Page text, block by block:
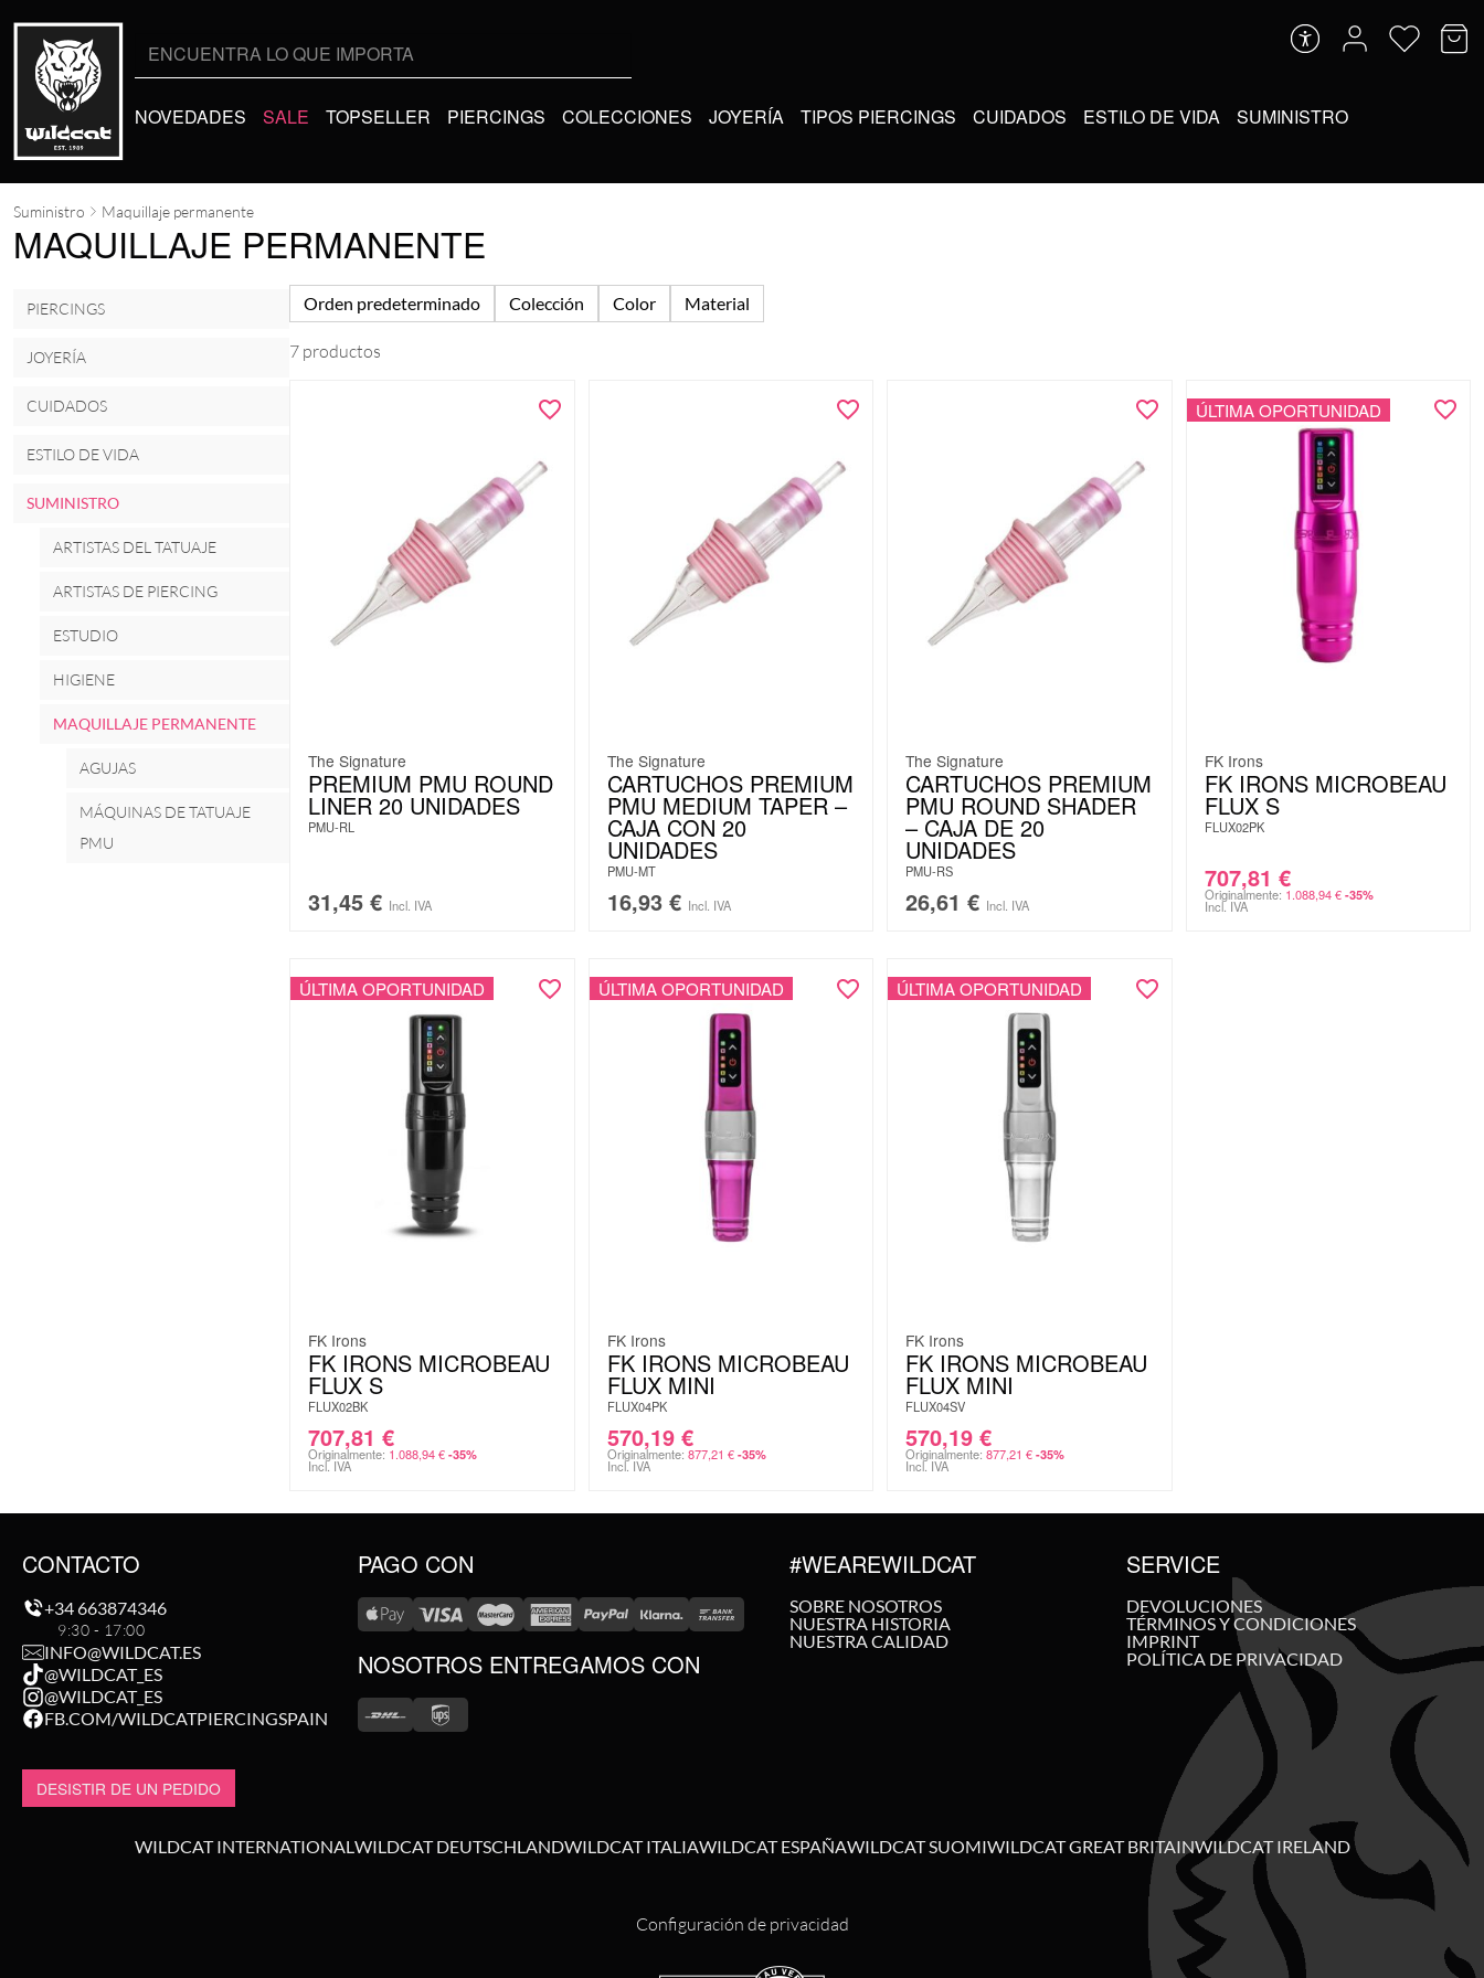
NOVEDADES SALE TOPSELLER PIERCINGS COLECCIONES JOYERÍA TIPOS PIERCINGS CUIDADOS ESTILO DE VIDA SUMINISTRO
Suministro Maquillaje permanente
MAQUILLAJE PERMANENTE
PIERCINGS
JOYERÍA
CUIDADOS
ESTILO DE VIDA
SUMINISTRO
ARTISTAS DEL TATUAJE
ARTISTAS DE PIERCING
ESTUDIO
HIGIENE
MAQUILLAJE PERMANENTE
AGUJAS
MÁQUINAS DE TATUAJE
PMU
Orden predeterminado Colección Color Material
7 productos
The Signature
PREMIUM PMU ROUND
LINER 20 UNIDADES
PMU-RL
31,45 € Incl. IVA
The Signature
CARTUCHOS PREMIUM
PMU MEDIUM TAPER –
CAJA CON 20
UNIDADES
PMU-MT
16,93 € Incl. IVA
The Signature
CARTUCHOS PREMIUM
PMU ROUND SHADER
– CAJA DE 20
UNIDADES
PMU-RS
26,61 € Incl. IVA
ÚLTIMA OPORTUNIDAD
FK Irons
FK IRONS MICROBEAU
FLUX S
FLUX02PK
707,81 €
Originalmente: 1.088,94€ -35%
Incl. IVA
ÚLTIMA OPORTUNIDAD
FK Irons
FK IRONS MICROBEAU
FLUX S
FLUX02BK
707,81 €
Originalmente: 1.088,94€ -35%
Incl. IVA
ÚLTIMA OPORTUNIDAD
FK Irons
FK IRONS MICROBEAU
FLUX MINI
FLUX04PK
570,19 €
Originalmente: 877,21 € -35%
Incl. IVA
ÚLTIMA OPORTUNIDAD
FK Irons
FK IRONS MICROBEAU
FLUX MINI
FLUX04SV
570,19 €
Originalmente: 877,21 € -35%
Incl. IVA
CONTACTO
+34 663874346
9:30 - 17:00
INFO@WILDCAT.ES
@WILDCAT_ES
@WILDCAT_ES
FB.COM/WILDCATPIERCINGSPAIN
DESISTIR DE UN PEDIDO
PAGO CON
NOSOTROS ENTREGAMOS CON
#WEAREWILDCAT
SOBRE NOSOTROS
NUESTRA HISTORIA
NUESTRA CALIDAD
SERVICE
DEVOLUCIONES
TÉRMINOS Y CONDICIONES
IMPRINT
POLÍTICA DE PRIVACIDAD
WILDCAT INTERNATIONALWILDCAT DEUTSCHLANDWILDCAT ITALIAWILDCAT ESPAÑAWILDCAT SUOMIWILDCAT GREAT BRITAINWILDCAT IRELAND
Configuración de privacidad